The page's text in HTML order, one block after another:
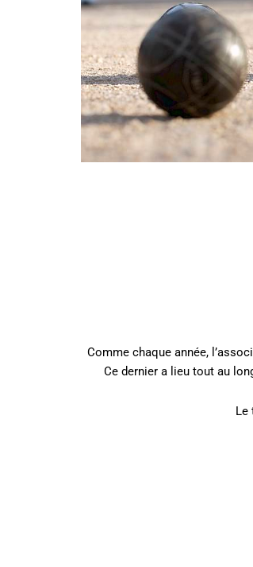
Comme chaque année,
Ce dernier a lieu tout au
Le